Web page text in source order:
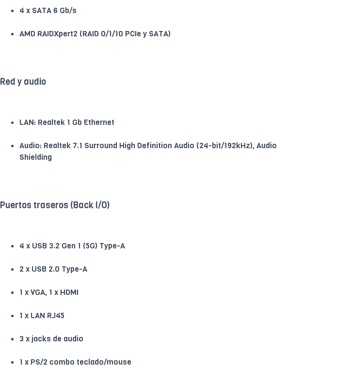
4 x SATA 6 Gb/s
AMD RAIDXpert2 (RAID 0/1/10 PCIe y SATA)
Red y audio
LAN: Realtek 1 Gb Ethernet
Audio: Realtek 7.1 Surround High Definition Audio (24-bit/192kHz), Audio
Shielding
Puertos traseros (Back I/O)
4 x USB 3.2 Gen 1 (5G) Type-A
2 x USB 2.0 Type-A
1 x VGA, 1 x HDMI
1 x LAN RJ45
3 x jacks de audio
1 x PS/2 combo teclado/mouse